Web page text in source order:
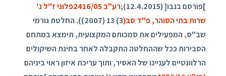
]פורסם בנבו[ (12.4.2015);
רע"ב 2416/05פלוני ז"ל נ'
שרות בתי הסוהר, פ"ד סב(
3) 13 (2007)). החלטת גורמי
שב"ס, המפעילים את סמכותם המקצועית, תימצא במתחם
הסבירות ככל שההחלטה התקבלה לאחר בחינת השיקולים
הרלוונטיים לעניינו של האסיר, ותוך עריכת איזון ראוי ביניהם